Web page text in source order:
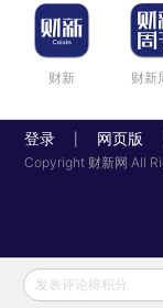
财新 财新
登录 网页版
Copyright 财新网 All
发表评论得积分
下载财新网Android客户端